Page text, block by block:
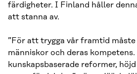
färdigheter. I Finland håller
att stanna av.
”För att trygga vår framtid måste
människor och deras
kunskapsbaserade reformer,